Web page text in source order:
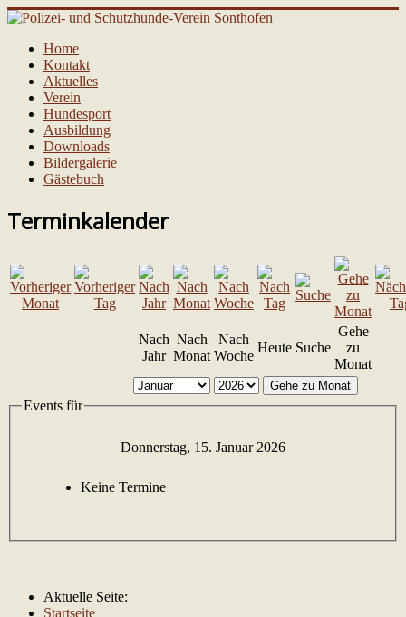
Home
Kontakt
Aktuelles
Verein
Hundesport
Ausbildung
Downloads
Bildergalerie
Gästebuch
Terminkalender
Nach
Jahr
Nach
Monat
Nach
Woche
Heute Suche
Gehe
zu
Monat
Gehe zu Monat
Events für
Donnerstag, 15. Januar 2026
Keine Termine
Aktuelle Seite:
Startseite